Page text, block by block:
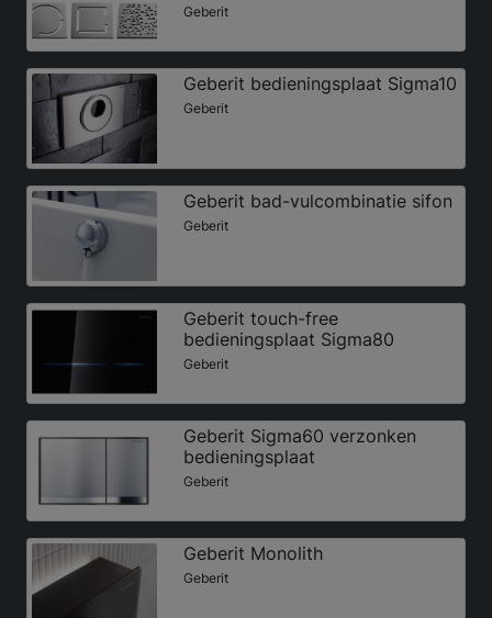
Geberit
Geberit bedieningsplaat Sigma10
Geberit
Geberit bad-vulcombinatie sifon
Geberit
Geberit touch-free
bedieningsplaat Sigma80
Geberit
Geberit Sigma60 verzonken
bedieningsplaat
Geberit
Geberit Monolith
Geberit